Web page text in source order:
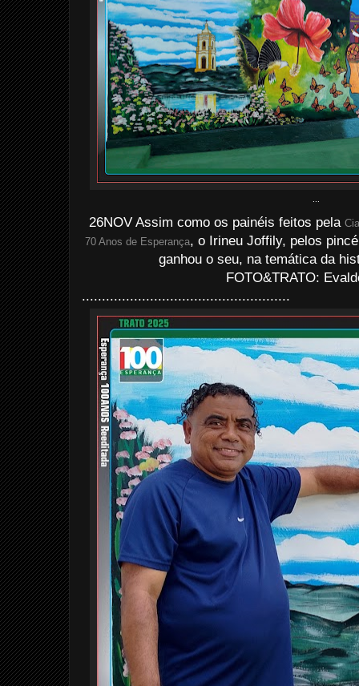
26NOV Assim como os painéis feitos pela
70 Anos de Esperança, o Irineu Joffily, pelos
ganhou o seu, na temática da
FOTO&TRATO:
....................................................